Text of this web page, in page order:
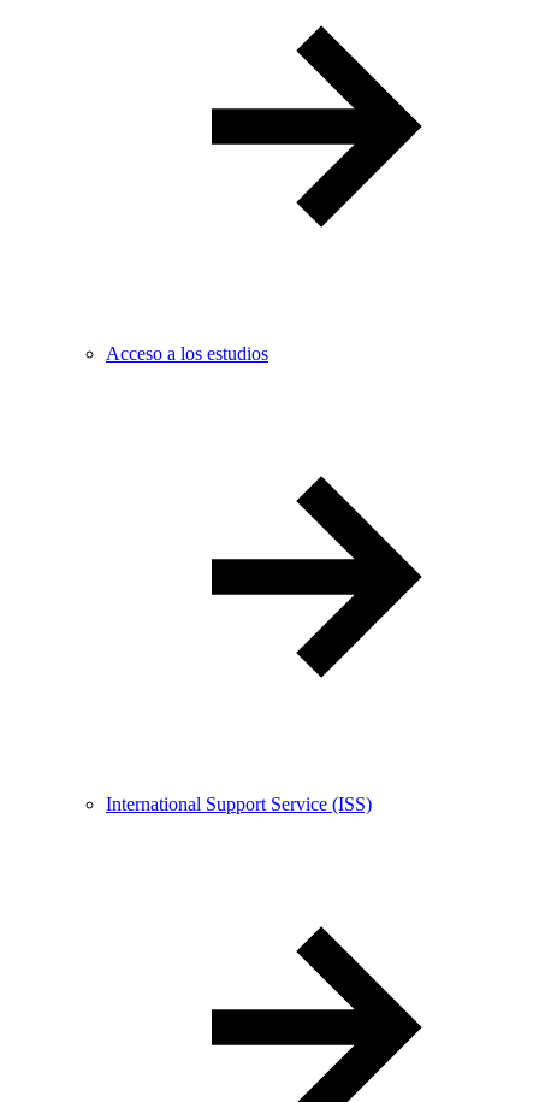
Acceso a los estudios
International Support Service (ISS)